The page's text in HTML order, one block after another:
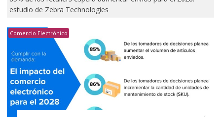
estudio de Zebra Technologies
Comercio Electrónico